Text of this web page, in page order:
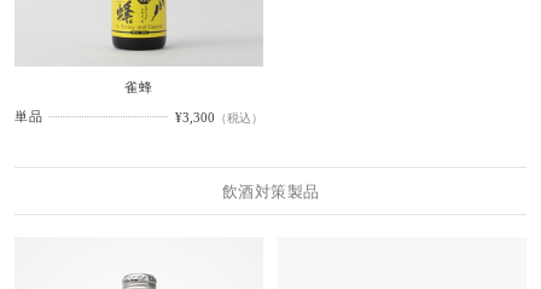
雀蜂
単品 ¥3,300 （税込）
飲酒対策製品